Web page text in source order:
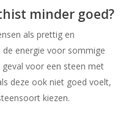
minder goed?
als prettig en
energie voor sommige
voor een steen met
deze ook niet goed voelt,
kiezen.